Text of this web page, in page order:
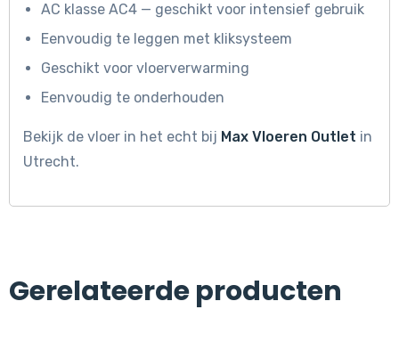
AC klasse AC4 — geschikt voor intensief gebruik
Eenvoudig te leggen met kliksysteem
Geschikt voor vloerverwarming
Eenvoudig te onderhouden
Bekijk de vloer in het echt bij Max Vloeren Outlet in
Utrecht.
Gerelateerde producten